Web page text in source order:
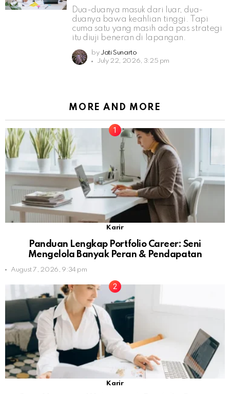
Dua-duanya masuk dari luar, dua-
duanya bawa keahlian tinggi. Tapi
cuma satu yang masih ada pas strategi
itu diuji beneran di lapangan.
by Jati Sunarto
July 22, 2026, 3:25 pm
MORE AND MORE
Karir
Panduan Lengkap Portfolio Career: Seni
Mengelola Banyak Peran & Pendapatan
August 7, 2026, 9:34 pm
Karir